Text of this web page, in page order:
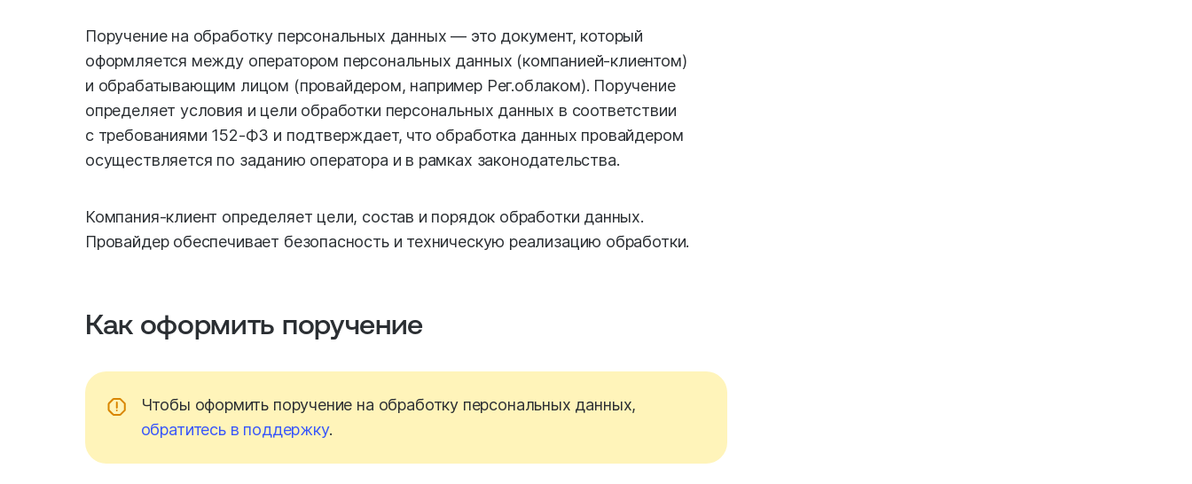
Поручение на обработку персональных данных — это документ, который
оформляется между оператором персональных данных (компанией-клиентом)
и обрабатывающим лицом (провайдером, например Рег.облаком). Поручение
определяет условия и цели обработки персональных данных в соответствии
с требованиями 152-ФЗ и подтверждает, что обработка данных провайдером
осуществляется по заданию оператора и в рамках законодательства.
Компания-клиент определяет цели, состав и порядок обработки данных.
Провайдер обеспечивает безопасность и техническую реализацию обработки.
Как оформить поручение
Чтобы оформить поручение на обработку персональных данных,
обратитесь в поддержку.